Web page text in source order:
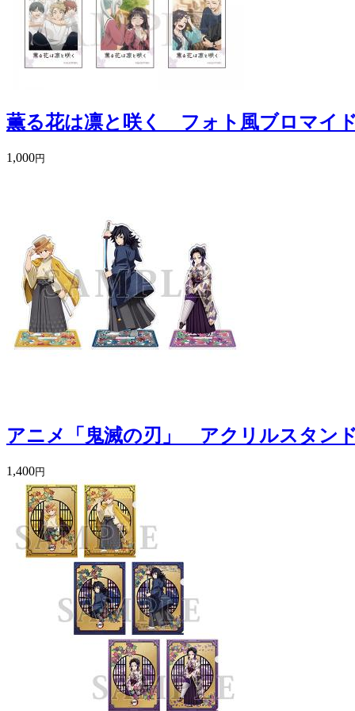
薫る花は凛と咲く フォト風ブロマイ
1,000円
アニメ「鬼滅の刃」 アクリルスタンド
1,400円